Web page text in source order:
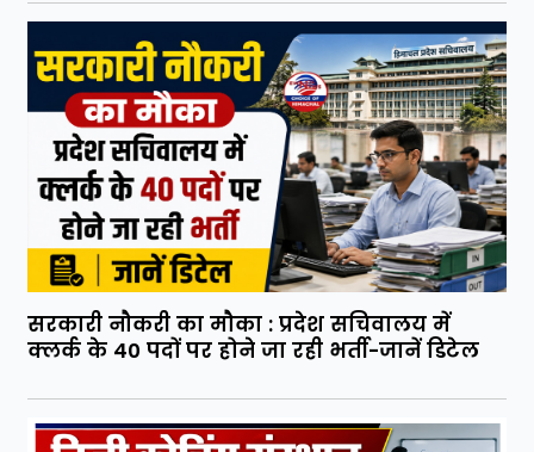
सरकारी नौकरी का मौका : प्रदेश सचिवालय में
क्लर्क के 40 पदों पर होने जा रही भर्ती-जानें डिटेल